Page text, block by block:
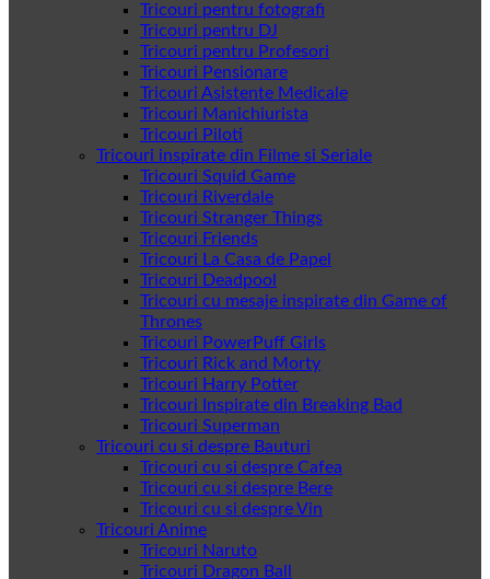
Tricouri pentru fotografi
Tricouri pentru DJ
Tricouri pentru Profesori
Tricouri Pensionare
Tricouri Asistente Medicale
Tricouri Manichiurista
Tricouri Piloti
Tricouri inspirate din Filme si Seriale
Tricouri Squid Game
Tricouri Riverdale
Tricouri Stranger Things
Tricouri Friends
Tricouri La Casa de Papel
Tricouri Deadpool
Tricouri cu mesaje inspirate din Game of
Thrones
Tricouri PowerPuff Girls
Tricouri Rick and Morty
Tricouri Harry Potter
Tricouri Inspirate din Breaking Bad
Tricouri Superman
Tricouri cu si despre Bauturi
Tricouri cu si despre Cafea
Tricouri cu si despre Bere
Tricouri cu si despre Vin
Tricouri Anime
Tricouri Naruto
Tricouri Dragon Ball